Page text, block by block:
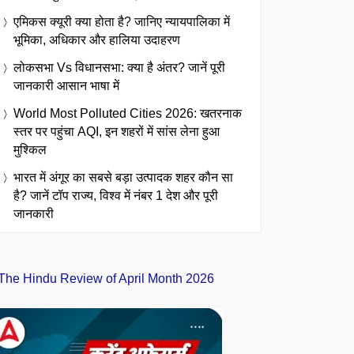
एमिकस क्यूरी क्या होता है? जानिए न्यायपालिका में
भूमिका, अधिकार और हालिया उदाहरण
लोकसभा Vs विधानसभा: क्या है अंतर? जानें पूरी
जानकारी आसान भाषा में
World Most Polluted Cities 2026: खतरनाक
स्तर पर पहुंचा AQI, इन शहरों में सांस लेना हुआ
मुश्किल
भारत में अंगूर का सबसे बड़ा उत्पादक शहर कौन सा
है? जानें टॉप राज्य, विश्व में नंबर 1 देश और पूरी
जानकारी